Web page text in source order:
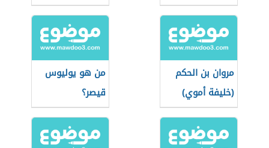
مروان بن الحكم
(خليفة أموي)
من هو يوليوس
قيصر؟